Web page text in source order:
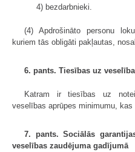
4) bezdarbnieki.
(4) Apdrošināto personu
kuriem tās obligāti pakļautas,
6. pants. Tiesības uz
Katram ir tiesības uz
veselības aprūpes minimumu,
7. pants. Sociālās
veselības zaudējuma gadījumā